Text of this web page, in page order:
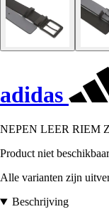
adidas
NEPEN LEER RIEM
Product niet beschikbaar
Alle varianten zijn
Beschrijving